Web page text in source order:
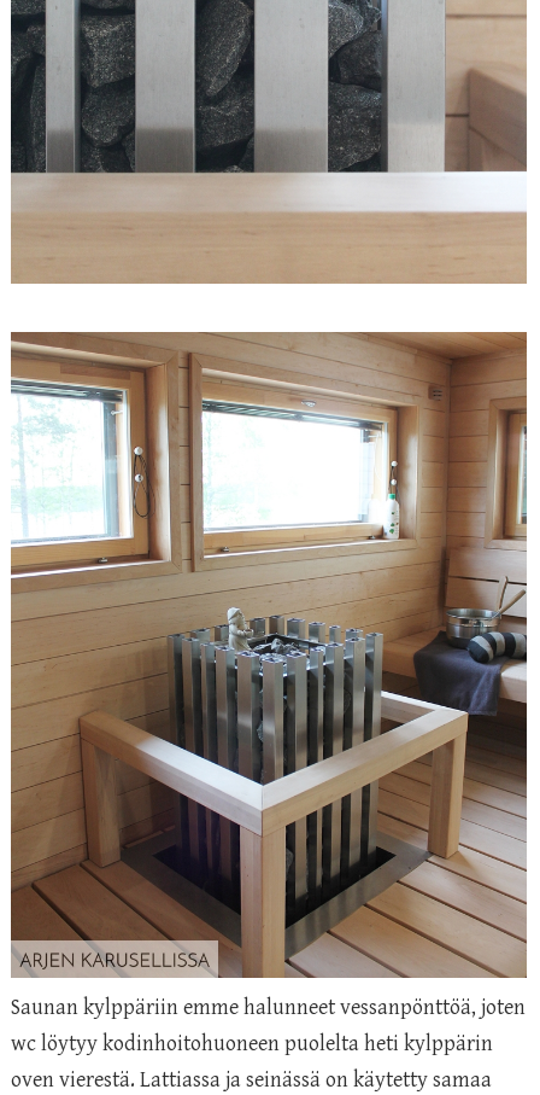
Saunan kylppäriin emme halunneet vessanpönttöä, joten
wc löytyy kodinhoitohuoneen puolelta heti kylppärin
oven vierestä. Lattiassa ja seinässä on käytetty samaa